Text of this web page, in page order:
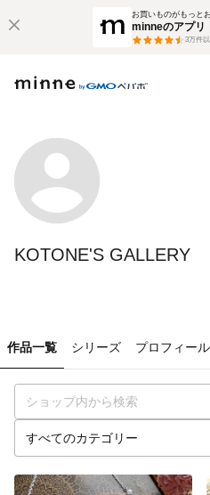
お買いものがもっと
minneのアプリ
3万件
KOTONE'S GALLERY
作品一覧 シリーズ プロフィール